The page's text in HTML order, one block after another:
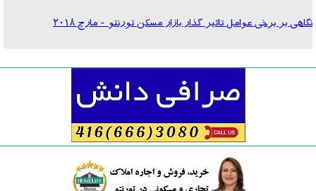
نگاهی بر برخی عوامل تاثیر گذار بازار مسکن تورنتو - مارچ ٢٠١٨